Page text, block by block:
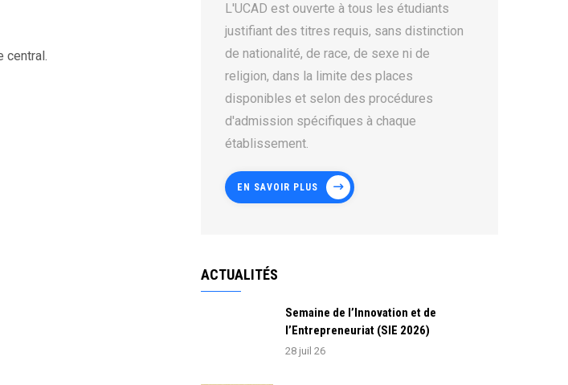
central.
L'UCAD est ouverte à tous les étudiants
justifiant des titres requis, sans distinction
de nationalité, de race, de sexe ni de
religion, dans la limite des places
disponibles et selon des procédures
d'admission spécifiques à chaque
établissement.
EN SAVOIR PLUS
ACTUALITÉS
Semaine de l’Innovation et de
l’Entrepreneuriat (SIE 2026)
28 juil 26